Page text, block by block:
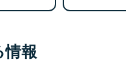
情報